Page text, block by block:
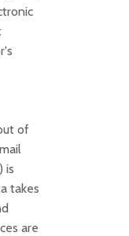
of
is
takes
are